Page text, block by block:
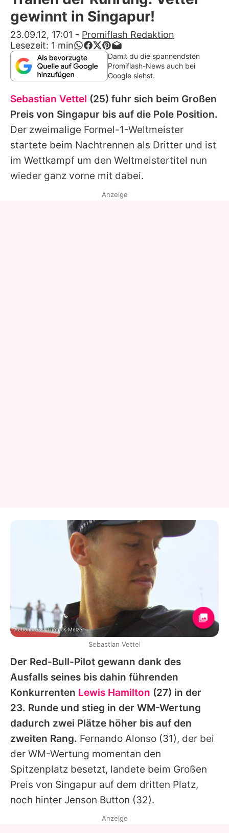
Alle Themen auf Promiflash
Jobs
App runterladen
Team
Redaktionelle Richtlinien
Impressum
Datenschutzerklärung
Nutzungsbedingungen
Utiq verwalten
gewinnt in Singapur!
23.09.12, 17:01 - Promiflash Redaktion
Lesezeit: 1 min
Damit du die spannendsten
Promiflash-News auch bei
Google siehst.
Sebastian Vettel (25) fuhr sich beim Großen
Preis von Singapur bis auf die Pole Position.
Der zweimalige Formel-1-Weltmeister
startete beim Nachtrennen als Dritter und ist
im Wettkampf um den Weltmeistertitel nun
wieder ganz vorne mit dabei.
Der Red-Bull-Pilot gewann dank des
Ausfalls seines bis dahin führenden
Konkurrenten Lewis Hamilton (27) in der
23. Runde und stieg in der WM-Wertung
dadurch zwei Plätze höher bis auf den
zweiten Rang. Fernando Alonso (31), der bei
der WM-Wertung momentan den
Spitzenplatz besetzt, landete beim Großen
Preis von Singapur auf dem dritten Platz,
noch hinter Jenson Button (32).
Anzeige
Actionpress/ Thomas Melzer
Sebastian Vettel
Anzeige